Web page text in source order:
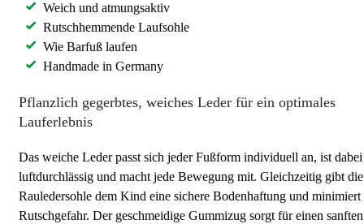
Weich und atmungsaktiv
Rutschhemmende Laufsohle
Wie Barfuß laufen
Handmade in Germany
Pflanzlich gegerbtes, weiches Leder für ein optimales
Lauferlebnis
Das weiche Leder passt sich jeder Fußform individuell an, ist dabei
luftdurchlässig und macht jede Bewegung mit. Gleichzeitig gibt die
Rauledersohle dem Kind eine sichere Bodenhaftung und minimiert
Rutschgefahr. Der geschmeidige Gummizug sorgt für einen sanften